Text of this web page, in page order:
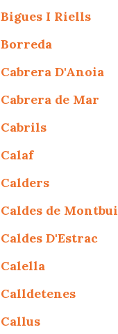
Bigues I Riells
Borreda
Cabrera D'Anoia
Cabrera de Mar
Cabrils
Calaf
Calders
Caldes de Montbui
Caldes D'Estrac
Calella
Calldetenes
Callus